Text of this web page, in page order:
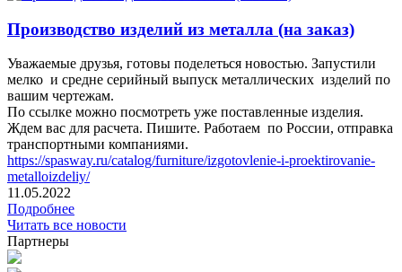
Производство изделий из металла (на заказ)
Уважаемые друзья, готовы поделеться новостью. Запустили
мелко и средне серийный выпуск металлических изделий по
вашим чертежам.
По ссылке можно посмотреть уже поставленные изделия.
Ждем вас для расчета. Пишите. Работаем по России, отправка
транспортными компаниями.
https://spasway.ru/catalog/furniture/izgotovlenie-i-proektirovanie-
metalloizdeliy/
11.05.2022
Подробнее
Читать все новости
Партнеры